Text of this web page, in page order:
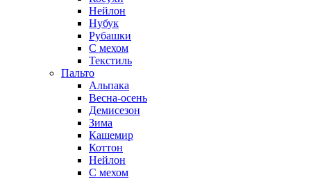
Нейлон
Нубук
Рубашки
С мехом
Текстиль
Пальто
Альпака
Весна-осень
Демисезон
Зима
Кашемир
Коттон
Нейлон
С мехом